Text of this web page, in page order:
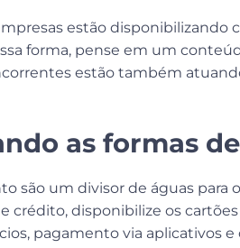
estão disponibilizando
forma, pense em um
estão também
as formas
são um divisor de águas para
crédito, disponibilize os
pagamento via aplicativos e